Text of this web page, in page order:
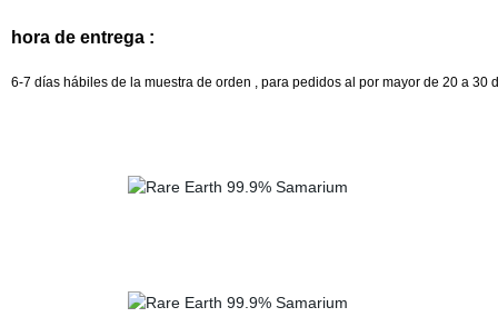
hora de entrega :
6-7 días hábiles de la muestra de orden , para pedidos al por mayor de 20 a